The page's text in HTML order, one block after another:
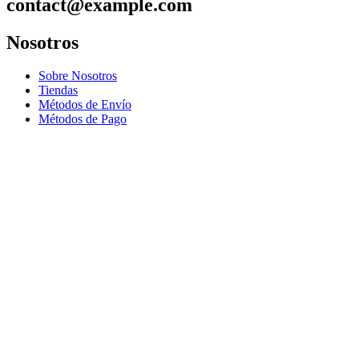
contact@example.com
Nosotros
Sobre Nosotros
Tiendas
Métodos de Envío
Métodos de Pago